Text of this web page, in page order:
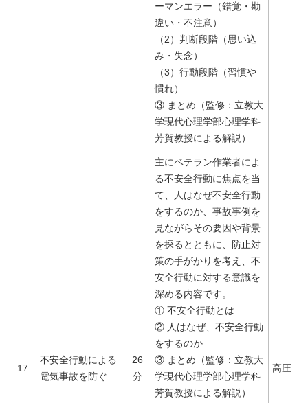
ーマンエラー（錯覚・勘
違い・不注意）
（2）判断段階（思い込
み・失念）
（3）行動段階（習慣や
慣れ）
③ まとめ（監修：立教大
学現代心理学部心理学科
芳賀教授による解説）
17
不安全行動による
電気事故を防ぐ
26
分
主にベテラン作業者によ
る不安全行動に焦点を当
て、人はなぜ不安全行動
をするのか、事故事例を
見ながらその要因や背景
を探るとともに、防止対
策の手がかりを考え、不
安全行動に対する意識を
深める内容です。
① 不安全行動とは
② 人はなぜ、不安全行動
をするのか
③ まとめ（監修：立教大
学現代心理学部心理学科
芳賀教授による解説）
高圧